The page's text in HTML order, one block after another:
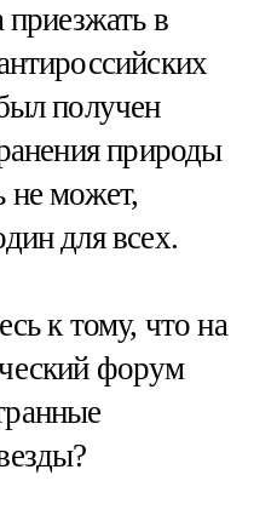
приезжать в
получен
природы
не может,
для всех.
к тому, что на
форум